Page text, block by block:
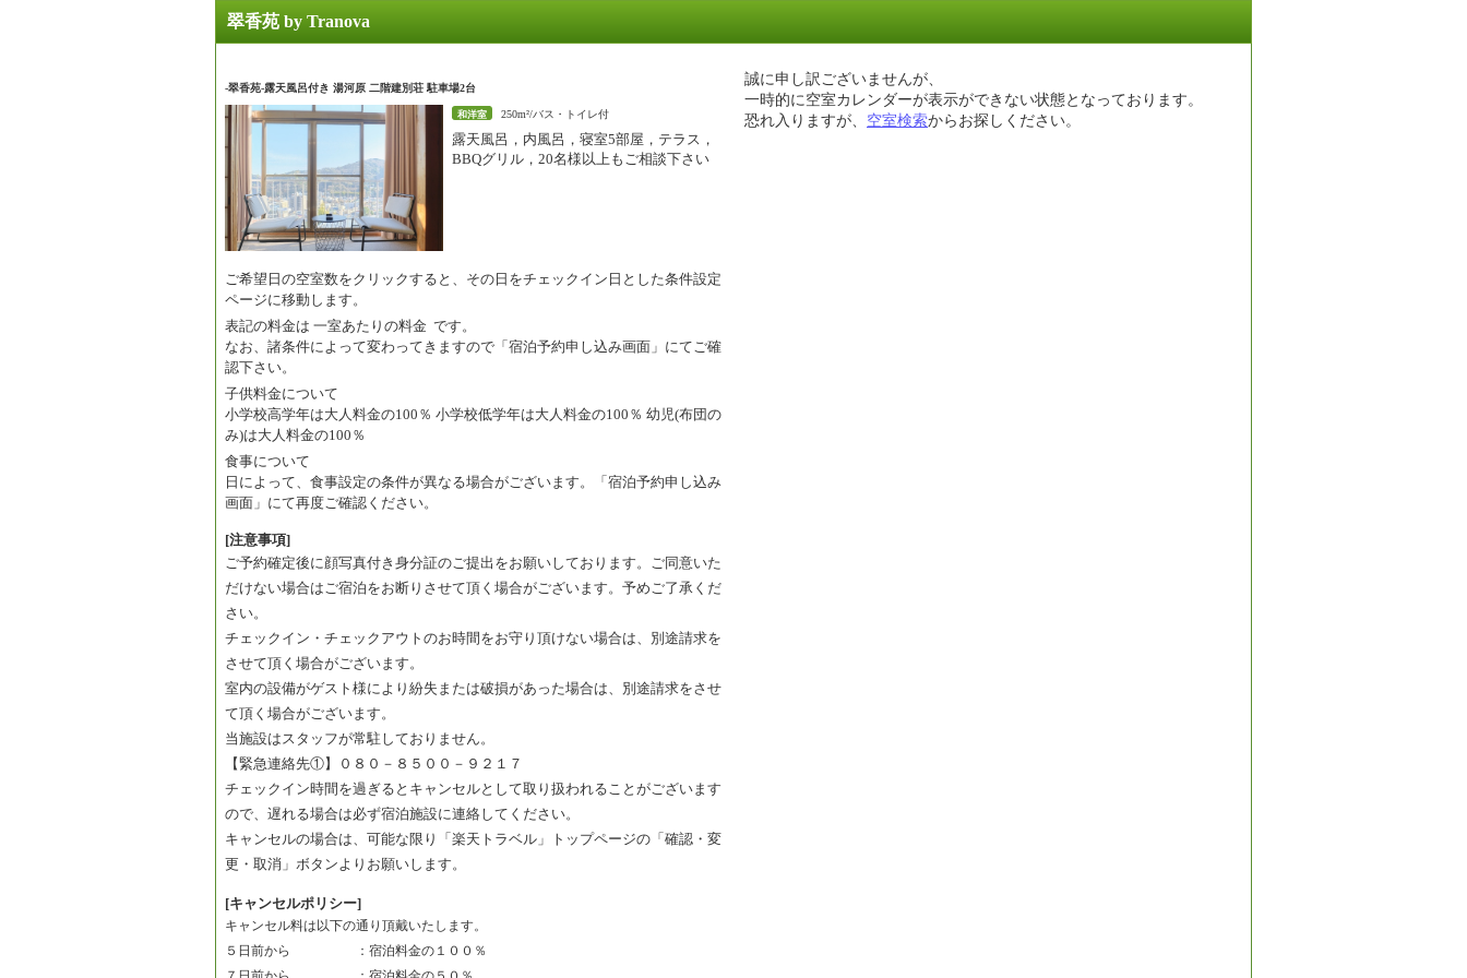
翠香苑 by Tranova
-翠香苑-露天風呂付き 湯河原 二階建別荘 駐車場2台
和洋室 250m²/バス・トイレ付
露天風呂，内風呂，寝室5部屋，テラス，
BBQグリル，20名様以上もご相談下さい
ご希望日の空室数をクリックすると、その日をチェックイン日とした条件設定
ページに移動します。
表記の料金は 一室あたりの料金 です。
なお、諸条件によって変わってきますので「宿泊予約申し込み画面」にてご確
認下さい。
子供料金について
小学校高学年は大人料金の100％ 小学校低学年は大人料金の100％ 幼児(布団の
み)は大人料金の100％
食事について
日によって、食事設定の条件が異なる場合がございます。「宿泊予約申し込み
画面」にて再度ご確認ください。
[注意事項]
ご予約確定後に顔写真付き身分証のご提出をお願いしております。ご同意いた
だけない場合はご宿泊をお断りさせて頂く場合がございます。予めご了承くだ
さい。
チェックイン・チェックアウトのお時間をお守り頂けない場合は、別途請求を
させて頂く場合がございます。
室内の設備がゲスト様により紛失または破損があった場合は、別途請求をさせ
て頂く場合がございます。
当施設はスタッフが常駐しておりません。
【緊急連絡先①】０８０－８５００－９２１７
チェックイン時間を過ぎるとキャンセルとして取り扱われることがございます
ので、遅れる場合は必ず宿泊施設に連絡してください。
キャンセルの場合は、可能な限り「楽天トラベル」トップページの「確認・変
更・取消」ボタンよりお願いします。
[キャンセルポリシー]
キャンセル料は以下の通り頂戴いたします。
５日前から　　　　　：宿泊料金の１００％
誠に申し訳ございませんが、
一時的に空室カレンダーが表示ができない状態となっております。
恐れ入りますが、 空室検索からお探しください。